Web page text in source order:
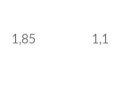
1,85 1,1